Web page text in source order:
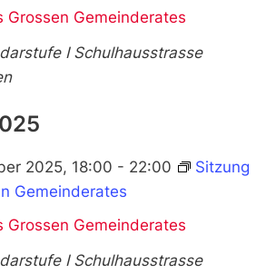
Grossen Gemeinderates
I Schulhausstrasse
Grossen Gemeinderates
2025, 18:00 - 22:00
Sitzung
Gemeinderates
I Schulhausstrasse